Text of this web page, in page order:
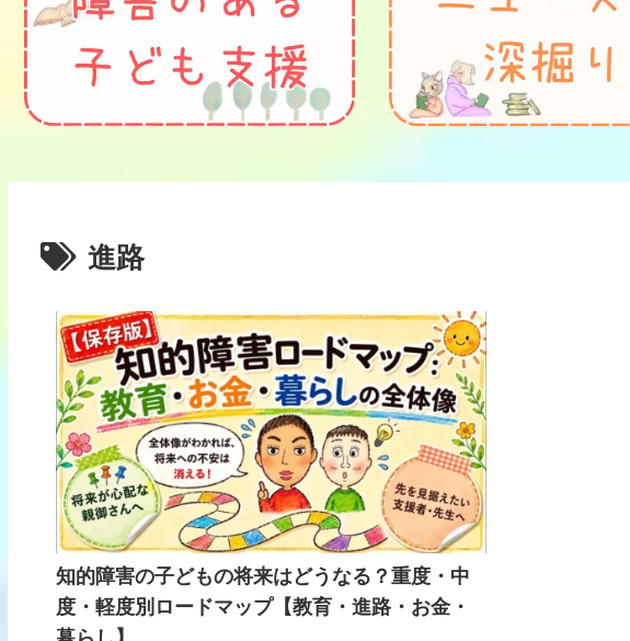
進路
知的障害の子どもの将来はどうなる？重度・中
度・軽度別ロードマップ【教育・進路・お金・